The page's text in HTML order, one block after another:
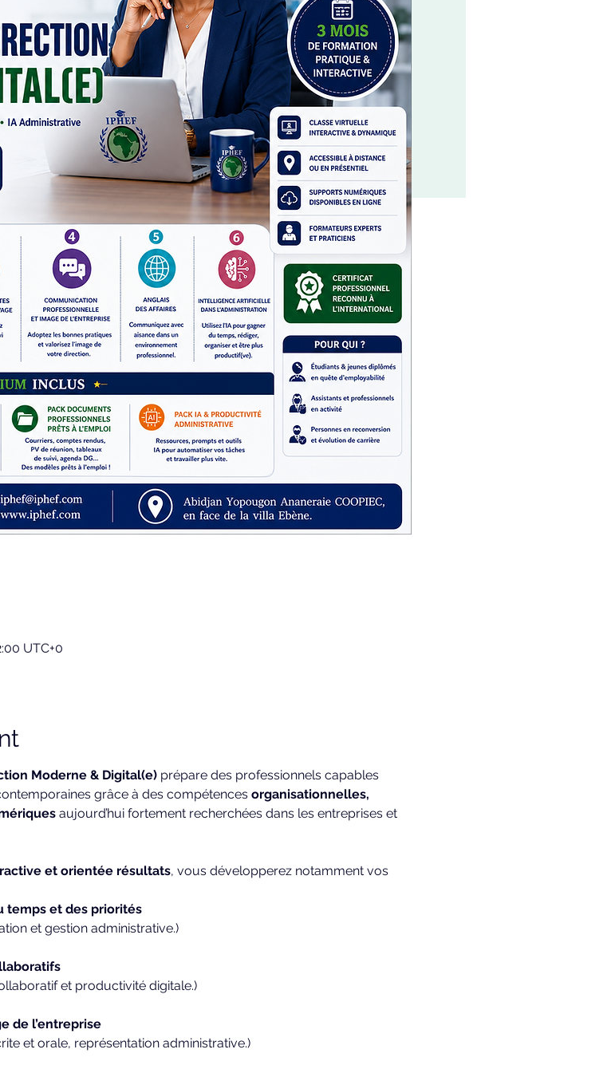
UTC+0
Moderne & Digital(e) prépare des professionnels capables
grâce à des compétences organisationnelles,
aujourd’hui fortement recherchées dans les entreprises et
et orientée résultats, vous développerez notamment vos
temps et des priorités
et gestion administrative.)
et productivité digitale.)
de l’entreprise
et orale, représentation administrative.)